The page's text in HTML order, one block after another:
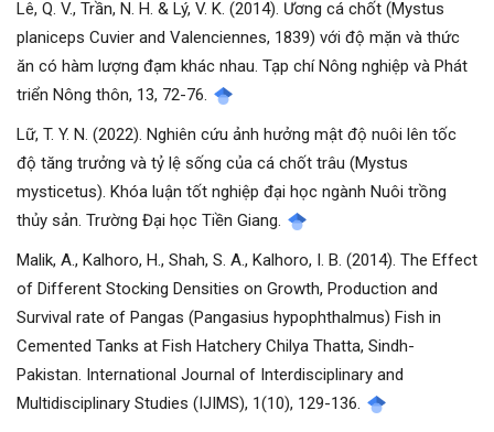
Lê, Q. V., Trần, N. H. & Lý, V. K. (2014). Ương cá chốt (Mystus
planiceps Cuvier and Valenciennes, 1839) với độ mặn và thức
ăn có hàm lượng đạm khác nhau. Tạp chí Nông nghiệp và Phát
triển Nông thôn, 13, 72-76.
Lữ, T. Y. N. (2022). Nghiên cứu ảnh hưởng mật độ nuôi lên tốc
độ tăng trưởng và tỷ lệ sống của cá chốt trâu (Mystus
mysticetus). Khóa luận tốt nghiệp đại học ngành Nuôi trồng
thủy sản. Trường Đại học Tiền Giang.
Malik, A., Kalhoro, H., Shah, S. A., Kalhoro, I. B. (2014). The Effect
of Different Stocking Densities on Growth, Production and
Survival rate of Pangas (Pangasius hypophthalmus) Fish in
Cemented Tanks at Fish Hatchery Chilya Thatta, Sindh-
Pakistan. International Journal of Interdisciplinary and
Multidisciplinary Studies (IJIMS), 1(10), 129-136.